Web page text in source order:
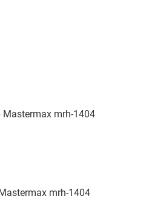
mrh-1404